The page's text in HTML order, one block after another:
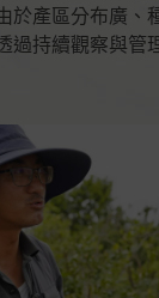
於產區分布廣、
過持續觀察與管